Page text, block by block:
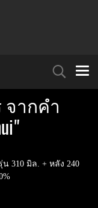
จากคำ
310 มิล. + หลัง 240